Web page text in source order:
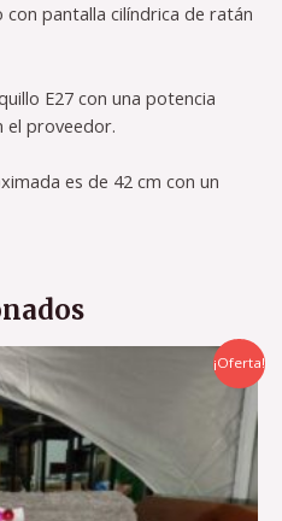
pantalla cilíndrica de ratán
E27 con una potencia
el proveedor.
es de 42 cm con un
¡Oferta!
El
precio
original
era:
79,00 €.
es:
55,00 €.